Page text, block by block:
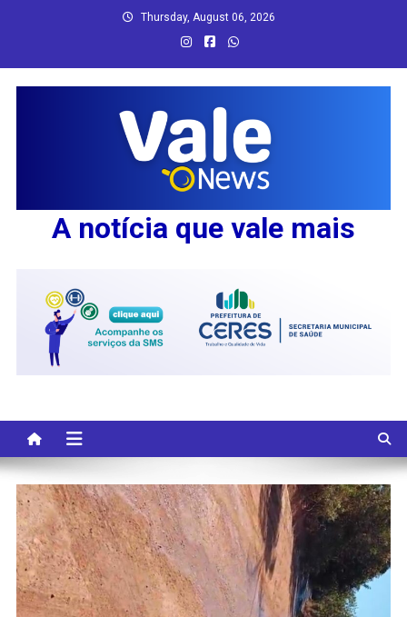
Thursday, August 06, 2026
A notícia que vale mais